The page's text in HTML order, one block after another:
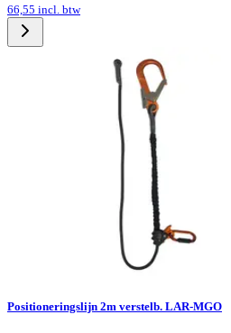
66,55 incl. btw
Positioneringslijn 2m verstelb. LAR-MGO